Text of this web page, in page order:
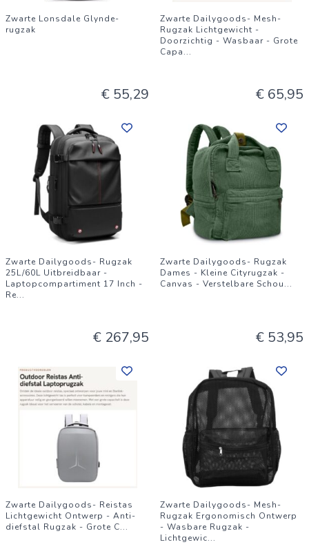
Zwarte Lonsdale Glynde-
rugzak
€ 55,29
Zwarte Dailygoods- Mesh-
Rugzak Lichtgewicht -
Doorzichtig - Wasbaar - Grote
Capa...
€ 65,95
Zwarte Dailygoods- Rugzak
25L/60L Uitbreidbaar -
Laptopcompartiment 17 Inch -
Re...
€ 267,95
Zwarte Dailygoods- Rugzak
Dames - Kleine Cityrugzak -
Canvas - Verstelbare Schou...
€ 53,95
Zwarte Dailygoods- Reistas
Lichtgewicht Ontwerp - Anti-
diefstal Rugzak - Grote C...
Zwarte Dailygoods- Mesh-
Rugzak Ergonomisch Ontwerp
- Wasbare Rugzak -
Lichtgewic...